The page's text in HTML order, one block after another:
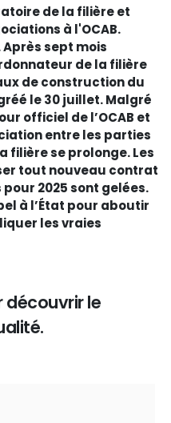
de la filière et
à l'OCAB.
sept mois
de la filière
de construction du
le 30 juillet. Malgré
officiel de l’OCAB et
entre les parties
filière se prolonge. Les
tout nouveau contrat
2025 sont gelées.
à l’État pour aboutir
les vraies
le